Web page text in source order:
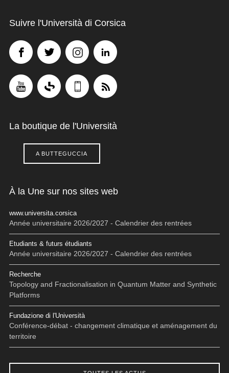
Suivre l'Università di Corsica
La boutique de l'Università
A BUTTEGUCCIA
À la Une sur nos sites web
www.universita.corsica
Année universitaire 2026/2027 - Calendrier des rentrées
Etudiants & futurs étudiants
Année universitaire 2026/2027 - Calendrier des rentrées
Recherche
Topology and Fractionalisation in Quantum Matter and Synthetic
Platforms
Fundazione di l'Università
Conférence-débat - changement climatique et aménagement du
territoire